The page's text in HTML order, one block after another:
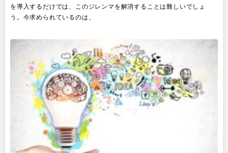
を導入するだけでは、このジレンマを解消することは難しいでしょ
う。今求められているのは、